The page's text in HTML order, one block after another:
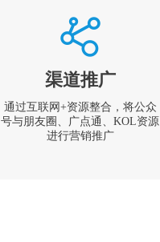
渠道推广
通过互联网+资源整合，将公众
号与朋友圈、广点通、KOL资源
进行营销推广